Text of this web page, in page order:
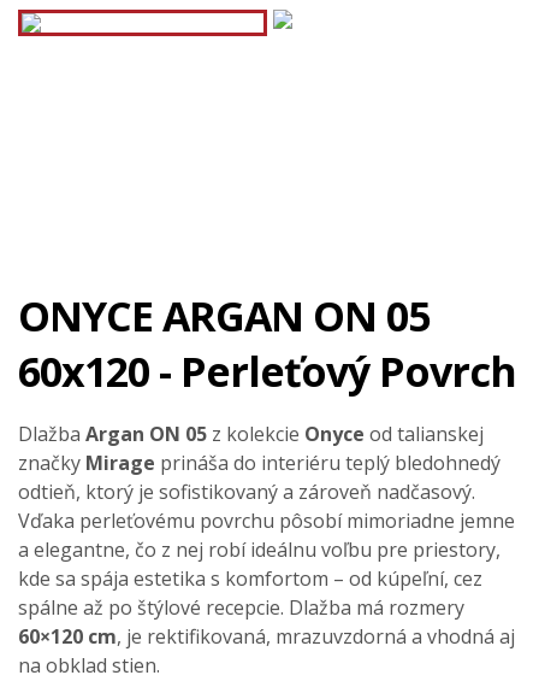
ONYCE ARGAN ON 05
60x120 - Perleťový Povrch
Dlažba Argan ON 05 z kolekcie Onyce od talianskej
značky Mirage prináša do interiéru teplý bledohnedý
odtieň, ktorý je sofistikovaný a zároveň nadčasový.
Vďaka perleťovému povrchu pôsobí mimoriadne jemne
a elegantne, čo z nej robí ideálnu voľbu pre priestory,
kde sa spája estetika s komfortom – od kúpeľní, cez
spálne až po štýlové recepcie. Dlažba má rozmery
60×120 cm, je rektifikovaná, mrazuvzdorná a vhodná aj
na obklad stien.